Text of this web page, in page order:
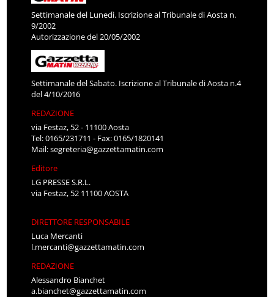
Settimanale del Lunedì. Iscrizione al Tribunale di Aosta n.
9/2002
Autorizzazione del 20/05/2002
Settimanale del Sabato. Iscrizione al Tribunale di Aosta n.4
del 4/10/2016
REDAZIONE
via Festaz, 52 - 11100 Aosta
Tel: 0165/231711 - Fax: 0165/1820141
Mail:segreteria@gazzettamatin.com
Editore
LG PRESSE S.R.L.
via Festaz, 52 11100 AOSTA
DIRETTORE RESPONSABILE
Luca Mercanti
l.mercanti@gazzettamatin.com
REDAZIONE
Alessandro Bianchet
a.bianchet@gazzettamatin.com